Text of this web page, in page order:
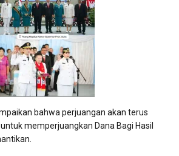
bahwa perjuangan akan terus
memperjuangkan Dana Bagi Hasil